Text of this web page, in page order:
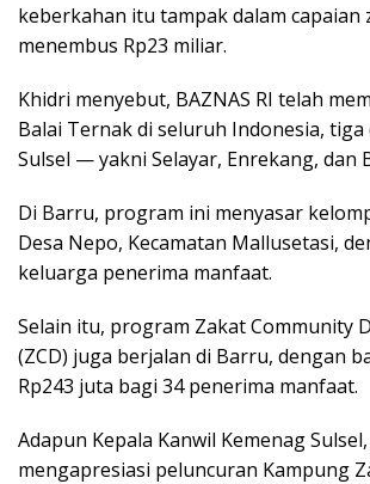
keberkahan itu tampak dalam capaian
menembus Rp23 miliar.
Khidri menyebut, BAZNAS RI telah
Balai Ternak di seluruh Indonesia, tiga
Sulsel — yakni Selayar, Enrekang, dan
Di Barru, program ini menyasar
Desa Nepo, Kecamatan Mallusetasi,
keluarga penerima manfaat.
Selain itu, program Zakat Community
(ZCD) juga berjalan di Barru, dengan
Rp243 juta bagi 34 penerima manfaat.
Adapun Kepala Kanwil Kemenag Sulsel,
mengapresiasi peluncuran Kampung